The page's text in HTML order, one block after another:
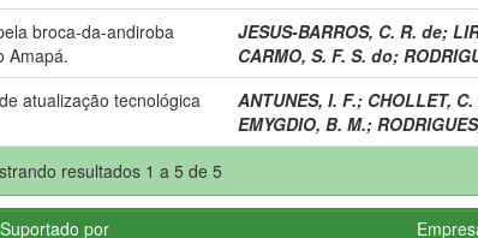
broca-da-andiroba
Amapá.
JESUS-BARROS, C. R. de;
CARMO, S. F. S. do;
atualização tecnológica
ANTUNES, I. F.; CHOLLET, C.
EMYGDIO, B. M.;
resultados 1 a 5 de 5
Suportado por